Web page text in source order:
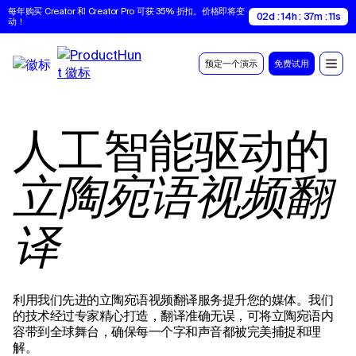
每年购买 Creator 和 Creator Pro 可获 35% 折扣。价格即将变
动！
02d : 14h : 37m : 10s
预定一个演示 免费试用
人工智能驱动的
立陶宛语视频翻
译
利用我们先进的立陶宛语视频翻译服务提升您的媒体。我们
的技术经过专家精心打造，翻译准确无误，可将立陶宛语内
容带到全球舞台，确保每一个字和声音都被完美捕捉和理
解。